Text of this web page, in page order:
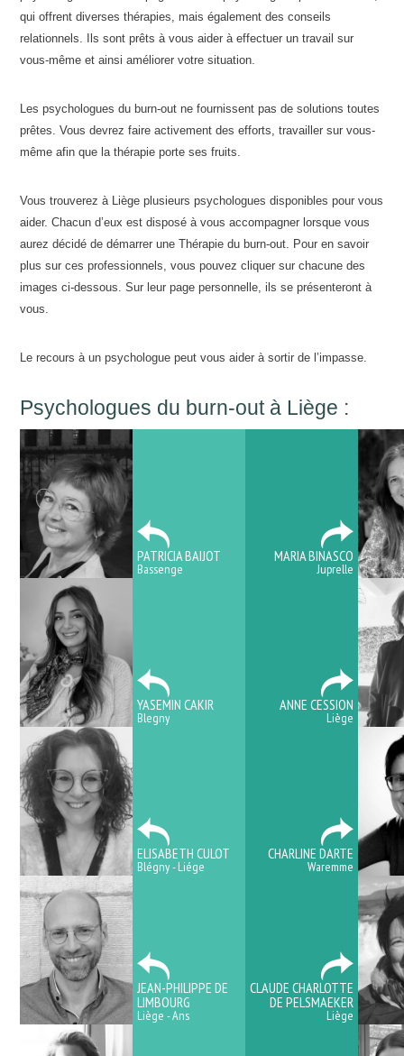
qui offrent diverses thérapies, mais également des conseils
relationnels. Ils sont prêts à vous aider à effectuer un travail sur
vous-même et ainsi améliorer votre situation.
Les psychologues du burn-out ne fournissent pas de solutions toutes
prêtes. Vous devrez faire activement des efforts, travailler sur vous-
même afin que la thérapie porte ses fruits.
Vous trouverez à Liège plusieurs psychologues disponibles pour vous
aider. Chacun d’eux est disposé à vous accompagner lorsque vous
aurez décidé de démarrer une Thérapie du burn-out. Pour en savoir
plus sur ces professionnels, vous pouvez cliquer sur chacune des
images ci-dessous. Sur leur page personnelle, ils se présenteront à
vous.
Le recours à un psychologue peut vous aider à sortir de l’impasse.
Psychologues du burn-out à Liège :
PATRICIA BAIJOT
Bassenge
MARIA BINASCO
Juprelle
YASEMIN CAKIR
Blegny
ANNE CESSION
Liège
ELISABETH CULOT
Blégny - Liége
CHARLINE DARTE
Waremme
JEAN-PHILIPPE DE
LIMBOURG
Liège - Ans
CLAUDE CHARLOTTE
DE PELSMAEKER
Liège